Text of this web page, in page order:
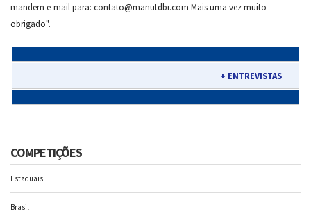
mandem e-mail para: contato@manutdbr.com Mais uma vez muito
obrigado".
+ ENTREVISTAS
COMPETIÇÕES
Estaduais
Brasil